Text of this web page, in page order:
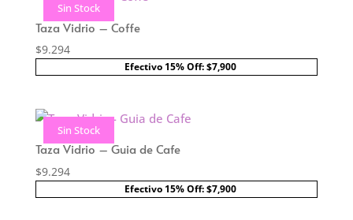
Sin Stock
Taza Vidrio – Coffe
$9.294
Efectivo 15% Off: $7,900
Sin Stock
Taza Vidrio – Guia de Cafe
$9.294
Efectivo 15% Off: $7,900